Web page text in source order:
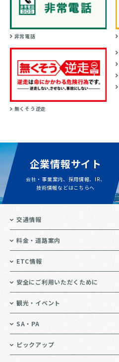
非常電話
無くそう逆走
企業情報サイト
会社・事業案内、採用情報、IR、
技術情報などはこちらへ
交通情報
料金・道路案内
ETC情報
安全にご利用いただくために
観光・イベント
SA・PA
ピックアップ